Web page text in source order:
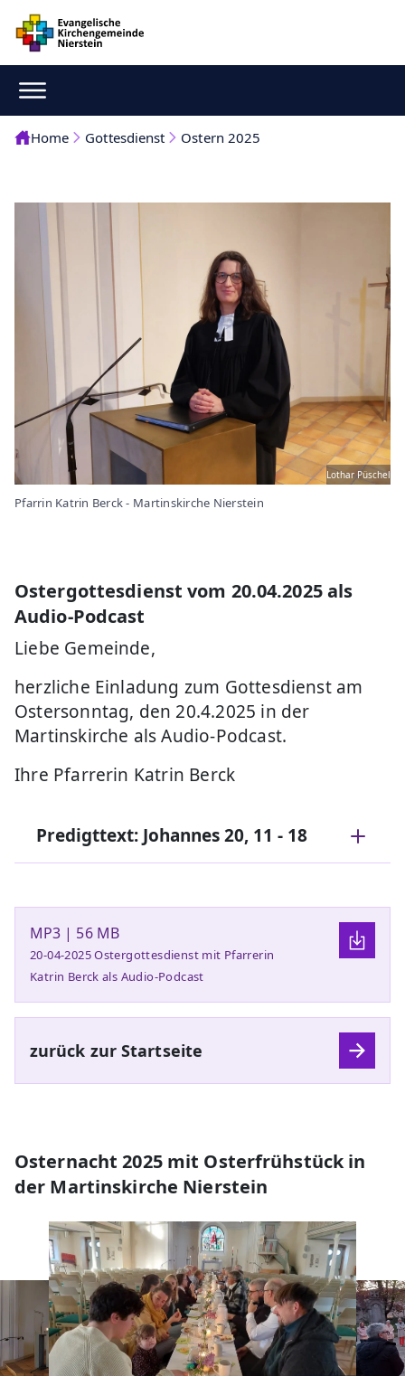
Home Gottesdienst Ostern 2025
Lothar Püschel
Pfarrin Katrin Berck - Martinskirche Nierstein
Ostergottesdienst vom 20.04.2025 als
Audio-Podcast
Liebe Gemeinde,
herzliche Einladung zum Gottesdienst am
Ostersonntag, den 20.4.2025 in der
Martinskirche als Audio-Podcast.
Ihre Pfarrerin Katrin Berck
Predigttext: Johannes 20, 11 - 18
MP3 | 56 MB
20-04-2025 Ostergottesdienst mit Pfarrerin
Katrin Berck als Audio-Podcast
zurück zur Startseite
Osternacht 2025 mit Osterfrühstück in
der Martinskirche Nierstein